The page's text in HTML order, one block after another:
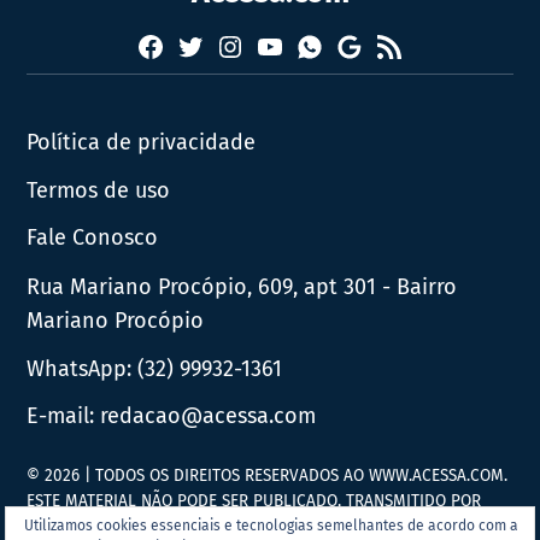
Facebook
TwitterInstagram
YouTubeWhatsapp
Google
News
RSS
Política de privacidade
Termos de uso
Fale Conosco
Rua Mariano Procópio, 609, apt 301 - Bairro
Mariano Procópio
WhatsApp:(32) 99932-1361
E-mail: redacao@acessa.com
Utilizamos cookies essenciais e tecnologias semelhantes de acordo com a
© 2026 | TODOS OS DIREITOS RESERVADOS AO WWW.ACESSA.COM.
ESTE MATERIAL NÃO PODE SER PUBLICADO, TRANSMITIDO POR
BROADCAST, REESCRITO OU REDISTRIBUÍDO SEM PRÉVIA